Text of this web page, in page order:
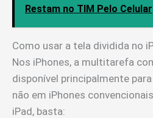
Restam no TIM Pelo Celular
Como usar a tela dividida no
Nos iPhones, a multitarefa
disponível principalmente
não em iPhones
iPad, basta: